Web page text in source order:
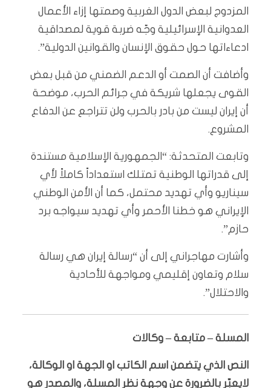
المزدوج لبعض الدول الغربية وصمتها إزاء الأعمال
العدوانية الإسرائيلية وجّه ضربة قوية لمصداقية
ادعاءاتها حول حقوق الإنسان والقوانين الدولية”.
وأضافت أن الصمت أو الدعم الضمني من قبل بعض
القوى يجعلها شريكة في جرائم الحرب، موضحة
أن إيران ليست من بادر بالحرب ولن تتراجع عن الدفاع
المشروع.
وتابعت المتحدثة: “الجمهورية الإسلامية مستندة
إلى قدراتها الوطنية تمتلك استعداداً كاملاً لأي
سيناريو وأي تهديد محتمل، كما أن الأمن الوطني
الإيراني هو خطنا الأحمر وأي تهديد سيواجه برد
حازم”.
وأشارت مهاجراني إلى أن “رسالة إيران هي رسالة
سلام وتعاون إقليمي ومواجهة للأحادية
والاحتلال”.
المسلة – متابعة – وكالات
النص الذي يتضمن اسم الكاتب او الجهة او الوكالة،
لايعبّر بالضرورة عن وجهة نظر المسلة، والمصدر هو